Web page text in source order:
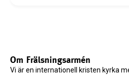
Om Frälsningsarmén
Vi är en internationell kristen kyrka